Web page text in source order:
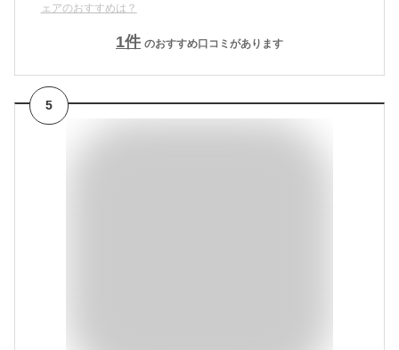
ェアのおすすめは？
1件 のおすすめ口コミがあります
5